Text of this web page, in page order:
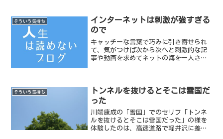
そういう気持ち
インターネットは刺激が強すぎる
ので
キャッチーな言葉で巧みに引き寄せられ
て、気がつけば次から次へと刺激的な記
事や動画を求めてネットの海を一人さま
そういう気持ち
トンネルを抜けるとそこは雪国だ
った
川端康成の「雪国」でのセリフ「トンネ
ルを抜けるとそこは雪国だった」の様を
体験したのは、高速道路で軽井沢に差し